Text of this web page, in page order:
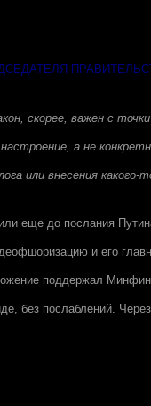
скорее, важен с точки
а не
или внесения какого-
еще до послания
и его
поддержал
без послаблений.